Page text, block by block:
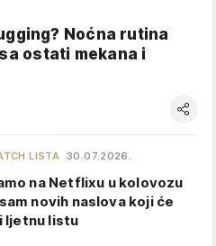
Noćna rutina
ostati mekana i
LISTA 30.07.2026.
na Netflixu u kolovozu
novih naslova koji će
ljetnu listu